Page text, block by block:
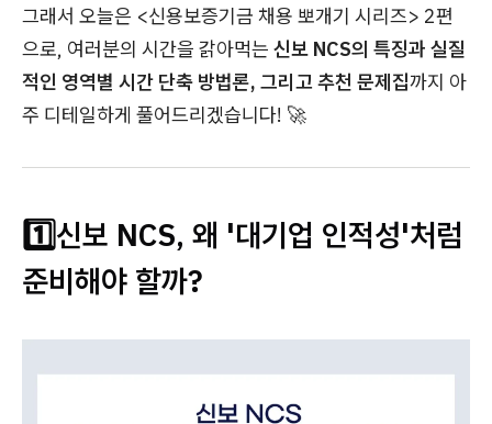
그래서 오늘은 <신용보증기금 채용 뽀개기 시리즈> 2편
으로, 여러분의 시간을 갉아먹는 신보 NCS의 특징과 실질
적인 영역별 시간 단축 방법론, 그리고 추천 문제집까지 아
주 디테일하게 풀어드리겠습니다! 🚀
1️⃣신보 NCS, 왜 '대기업 인적성'처럼
준비해야 할까?